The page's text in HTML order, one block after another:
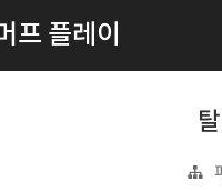
프 플레이